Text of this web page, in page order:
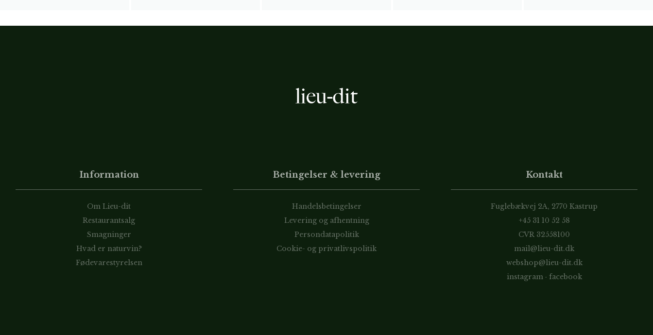
Information
Om Lieu-dit
Restaurantsalg
Smagninger
Hvad er naturvin?
Fødevarestyrelsen
Betingelser & levering
Handelsbetingelser
Levering og afhentning
Persondatapolitik
Cookie- og privatlivspolitik
Kontakt
Fuglebækvej 2A, 2770 Kastrup
+45 31 10 52 58
CVR 32558100
mail@lieu-dit.dk
webshop@lieu-dit.dk
instagram · facebook